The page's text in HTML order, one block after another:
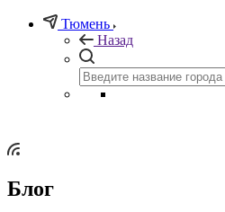
Тюмень
Назад
Блог